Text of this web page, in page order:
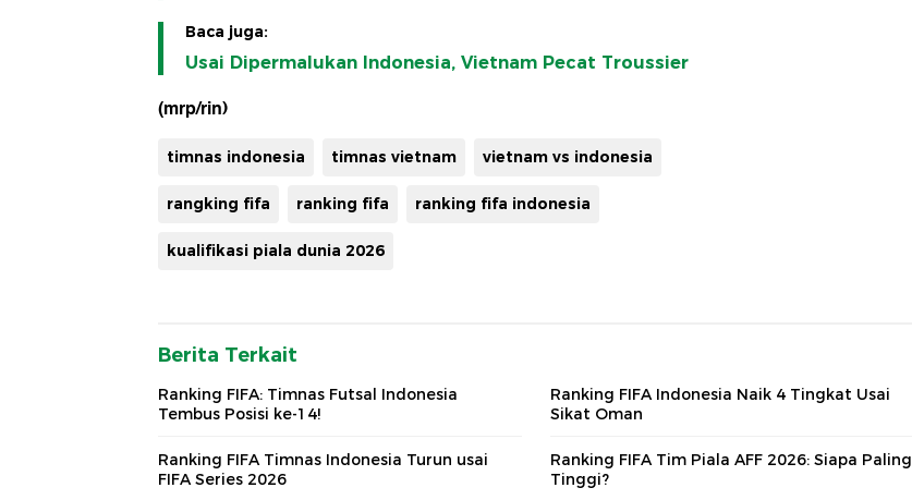
Baca juga:
Usai Dipermalukan Indonesia, Vietnam Pecat Troussier
(mrp/rin)
timnas indonesia timnas vietnam vietnam vs indonesia
rangking fifa ranking fifa ranking fifa indonesia
kualifikasi piala dunia 2026
Berita Terkait
Ranking FIFA: Timnas Futsal Indonesia
Tembus Posisi ke-14!
Ranking FIFA Indonesia Naik 4 Tingkat Usai
Sikat Oman
Ranking FIFA Timnas Indonesia Turun usai
FIFA Series 2026
Ranking FIFA Tim Piala AFF 2026: Siapa Paling
Tinggi?